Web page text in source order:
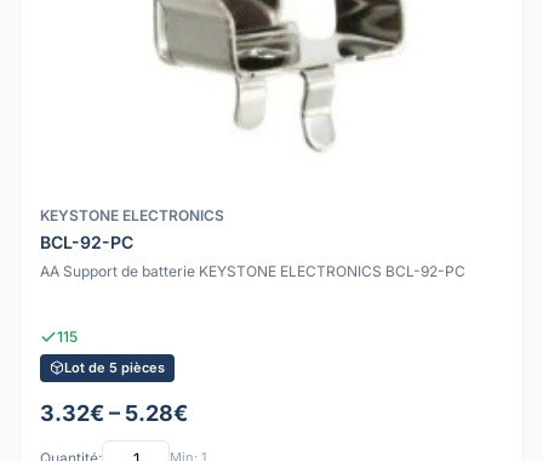
KEYSTONE ELECTRONICS
BCL-92-PC
AA Support de batterie KEYSTONE ELECTRONICS BCL-92-PC
115
Lot de 5 pièces
3.32€ – 5.28€
Min: 1